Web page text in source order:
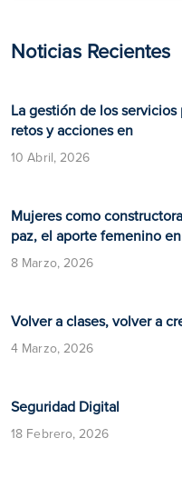
Noticias Recientes
La gestión de los
retos y acciones en
10 Abril, 2026
Mujeres como
paz, el aporte femenino
8 Marzo, 2026
Volver a clases, volver a
4 Marzo, 2026
​​Seguridad Digital​
18 Febrero, 2026